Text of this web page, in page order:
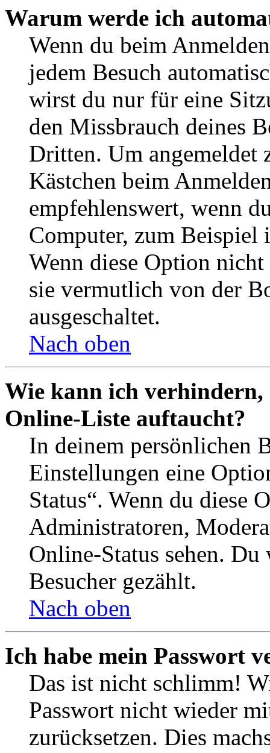
Warum werde ich
Wenn du beim
jedem Besuch
wirst du nur für eine
den Missbrauch deines
Dritten. Um angemeldet
Kästchen beim
empfehlenswert, wenn
Computer, zum Beispiel
Wenn diese Option
sie vermutlich von der
ausgeschaltet.
Nach oben
Wie kann ich verhindern,
Online-Liste auftaucht?
In deinem persönlichen
Einstellungen eine
Status“. Wenn du diese
Administratoren,
Online-Status sehen.
Besucher gezählt.
Nach oben
Ich habe mein Passwort
Das ist nicht schlimm!
Passwort nicht wieder
zurücksetzen. Dies